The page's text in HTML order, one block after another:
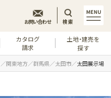
カタログ
請求
土地・建売を
探す
お問い合わせ 検索
関東地方 群馬県 太田市 太田展示場